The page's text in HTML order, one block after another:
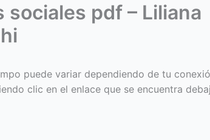
pdf – Liliana
puede variar dependiendo de tu
clic en el enlace que se encuentra